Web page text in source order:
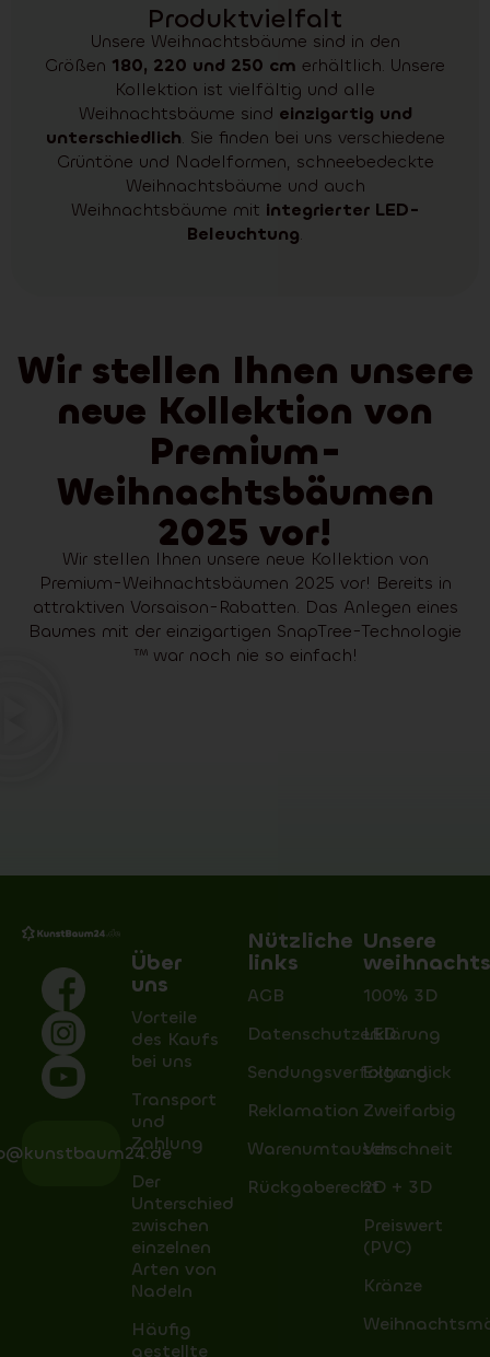
Produktvielfalt
Unsere Weihnachtsbäume sind in den
Größen 180, 220 und 250 cm erhältlich. Unsere
Kollektion ist vielfältig und alle
Weihnachtsbäume sind einzigartig und
unterschiedlich. Sie finden bei uns verschiedene
Grüntöne und Nadelformen, schneebedeckte
Weihnachtsbäume und auch
Weihnachtsbäume mit integrierter LED-
Beleuchtung.
Wir stellen Ihnen unsere
neue Kollektion von
Premium-
Weihnachtsbäumen
2025 vor!
Wir stellen Ihnen unsere neue Kollektion von
Premium-Weihnachtsbäumen 2025 vor! Bereits in
attraktiven Vorsaison-Rabatten. Das Anlegen eines
Baumes mit der einzigartigen SnapTree-Technologie
™ war noch nie so einfach!
Über
uns
Vorteile
des Kaufs
bei uns
Transport
und
Zahlung
Der
Unterschied
zwischen
einzelnen
Arten von
Nadeln
Häufig
gestellte
Nützliche
links
AGB
Datenschutzerklärung
Sendungsverfolgung
Reklamation
Warenumtausch
Rückgaberecht
Unsere
100% 3D
LED
Extra dick
Zweifarbig
Verschneit
2D + 3D
Preiswert
(PVC)
Kränze